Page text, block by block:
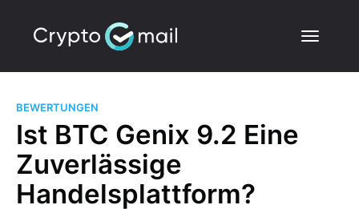
BEWERTUNGEN
Ist BTC Genix 9.2 Eine
Zuverlässige
Handelsplattform?